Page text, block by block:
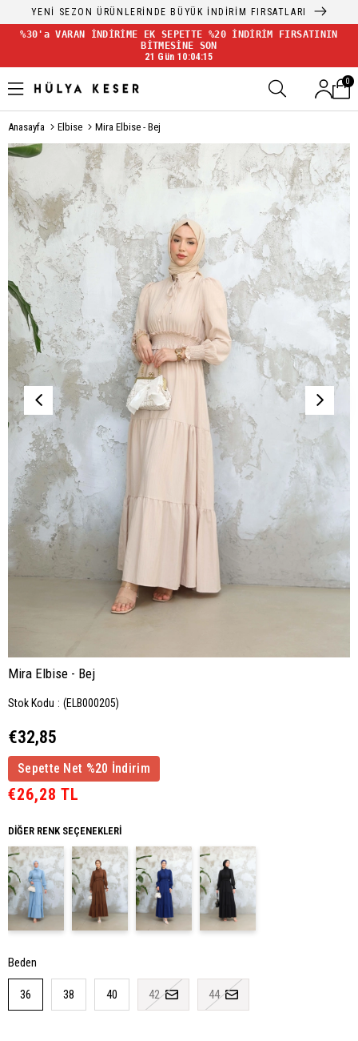
YENİ SEZON ÜRÜNLERİNDE BÜYÜK İNDİRİM FIRSATLARI
%30'a VARAN İNDİRİME EK SEPETTE %20 İNDİRİM FIRSATININ
BİTMESİNE SON
21 Gün 10:04:14
0
Anasayfa Elbise Mira Elbise - Bej
Mira Elbise - Bej
Stok Kodu (ELB000205)
€32,85
Sepette Net %20 İndirim
€26,28 TL
DIĞER RENK SEÇENEKLERI
Beden
36 38 40 42 44